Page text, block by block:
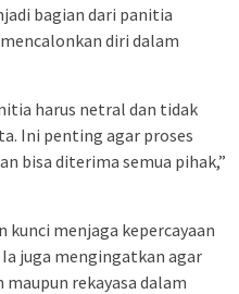
bagian dari panitia
diri dalam
harus netral dan tidak
Ini penting agar proses
bisa diterima semua pihak,”
menjaga kepercayaan
juga mengingatkan agar
rekayasa dalam